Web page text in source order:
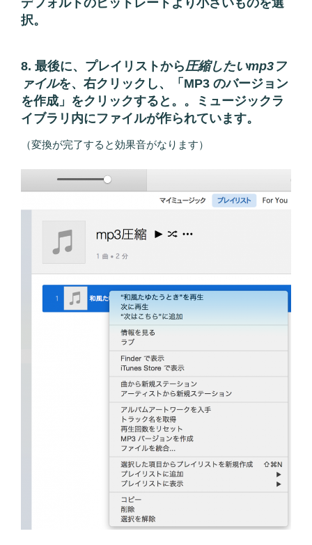
デフォルトのビットレートより小さいものを選
択。
8. 最後に、プレイリストから圧縮したいmp3フ
ァイルを、右クリックし、「MP3 のバージョン
を作成」をクリックすると。。ミュージックラ
イブラリ内にファイルが作られています。
（変換が完了すると効果音がなります）